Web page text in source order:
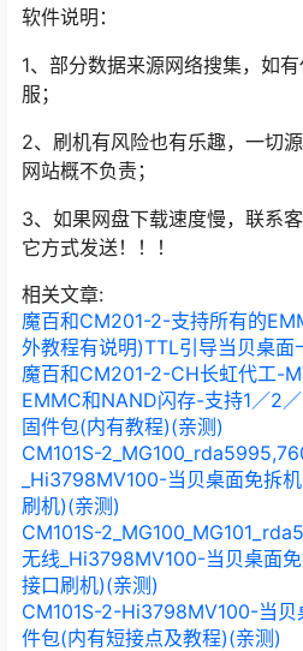
软件说明：
1、部分数据来源网络搜集，如
服；
2、刷机有风险也有乐趣，一切
网站概不负责；
3、如果网盘下载速度慢，联系
它方式发送！！！
相关文章:
魔百和CM201-2-支持所有的
外教程有说明)TTL引导当贝桌面
魔百和CM201-2-CH长虹代工-
EMMC和NAND闪存-支持1／2
固件包(内有教程)(亲测)
CM101S-
_Hi3798MV100-当贝桌面免拆
刷机)(亲测)
CM101S-
无线_Hi3798MV100-当贝桌面
接口刷机)(亲测)
CM101S-2-Hi3798MV100-当贝
件包(内有短接点及教程)(亲测)